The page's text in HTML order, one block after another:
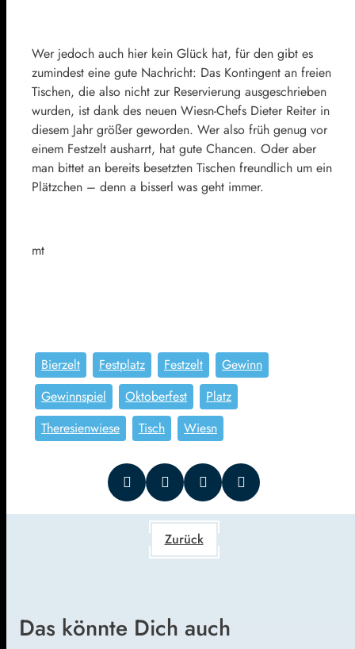
Wer jedoch auch hier kein Glück hat, für den gibt es
zumindest eine gute Nachricht: Das Kontingent an freien
Tischen, die also nicht zur Reservierung ausgeschrieben
wurden, ist dank des neuen Wiesn-Chefs Dieter Reiter in
diesem Jahr größer geworden. Wer also früh genug vor
einem Festzelt ausharrt, hat gute Chancen. Oder aber
man bittet an bereits besetzten Tischen freundlich um ein
Plätzchen – denn a bisserl was geht immer.
mt
Bierzelt Festplatz Festzelt
Gewinn
Gewinnspiel
Oktoberfest
Platz
Theresienwiese
Tisch Wiesn
Zurück
Das könnte Dich auch